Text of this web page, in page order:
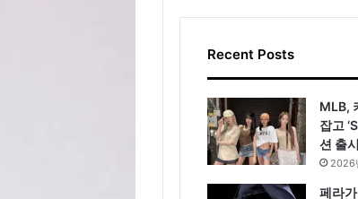
Recent Posts
MLB,
잡고
션 출시
2026
페라